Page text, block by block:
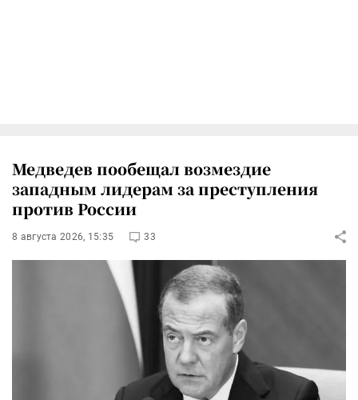
Медведев пообещал возмездие
западным лидерам за преступления
против России
8 августа 2026, 15:35 33